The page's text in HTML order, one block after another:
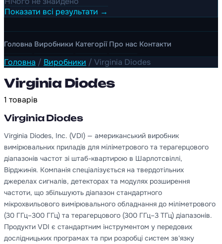
Показати всі результати →
Головна Виробники Категорії Про нас Контакти
Головна / Виробники / Virginia Diodes
Virginia Diodes
1 товарів
Virginia Diodes
Virginia Diodes, Inc. (VDI) — американський виробник
вимірювальних приладів для міліметрового та терагерцового
діапазонів частот зі штаб-квартирою в Шарлотсвіллі,
Вірджинія. Компанія спеціалізується на твердотільних
джерелах сигналів, детекторах та модулях розширення
частоти, що збільшують діапазон стандартного
мікрохвильового вимірювального обладнання до міліметрового
(30 ГГц–300 ГГц) та терагерцового (300 ГГц–3 ТГц) діапазонів.
Продукти VDI є стандартним інструментом у передових
дослідницьких програмах та при розробці систем зв'язку